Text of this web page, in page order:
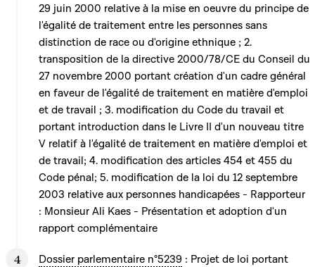
29 juin 2000 relative à la mise en oeuvre du principe de
l'égalité de traitement entre les personnes sans
distinction de race ou d'origine ethnique ; 2.
transposition de la directive 2000/78/CE du Conseil du
27 novembre 2000 portant création d'un cadre général
en faveur de l'égalité de traitement en matière d'emploi
et de travail ; 3. modification du Code du travail et
portant introduction dans le Livre II d'un nouveau titre
V relatif à l'égalité de traitement en matière d'emploi et
de travail; 4. modification des articles 454 et 455 du
Code pénal; 5. modification de la loi du 12 septembre
2003 relative aux personnes handicapées - Rapporteur
: Monsieur Ali Kaes - Présentation et adoption d'un
rapport complémentaire
Dossier parlementaire n°5239 : Projet de loi portant